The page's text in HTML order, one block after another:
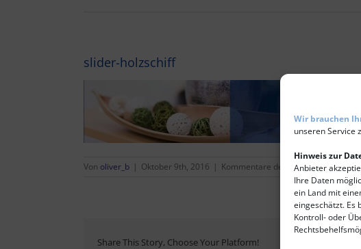
Wir brauchen
unseren Service
Hinweis zur
Anbieter
Ihre Daten
ein Land mit
eingeschätzt. Es
Kontroll- oder
slider-holzschiff
Von oliver_b | Oktober 9th, 2016 | Kommentare deaktiviertfür
slider-
holzschiff
Share This Story, Choose Your Platform!